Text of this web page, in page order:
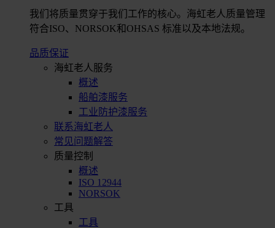
我们将质量贯穿于我们工作的核心。海虹老人质量管理
符合ISO、NORSOK和OHSAS 标准以及本地法规。
品质保证
海虹老人服务
概述
船舶漆服务
工业防护漆服务
联系海虹老人
常见问题解答
质量控制
概述
ISO 12944
NORSOK
工具
工具